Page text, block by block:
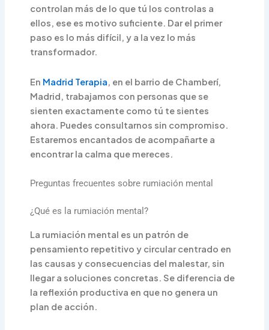
controlan más de lo que tú los controlas a
ellos, ese es motivo suficiente. Dar el primer
paso es lo más difícil, y a la vez lo más
transformador.
En Madrid Terapia, en el barrio de Chamberí,
Madrid, trabajamos con personas que se
sienten exactamente como tú te sientes
ahora. Puedes consultarnos sin compromiso.
Estaremos encantados de acompañarte a
encontrar la calma que mereces.
Preguntas frecuentes sobre rumiación mental
¿Qué es la rumiación mental?
La rumiación mental es un patrón de
pensamiento repetitivo y circular centrado en
las causas y consecuencias del malestar, sin
llegar a soluciones concretas. Se diferencia de
la reflexión productiva en que no genera un
plan de acción.